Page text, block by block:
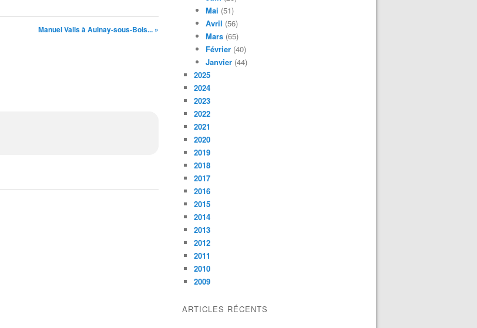
Manuel Valls à Aulnay-sous-Bois... »
Mai (51)
Avril (56)
Mars (65)
Février (40)
Janvier (44)
2025
2024
2023
2022
2021
2020
2019
2018
2017
2016
2015
2014
2013
2012
2011
2010
2009
ARTICLES RÉCENTS